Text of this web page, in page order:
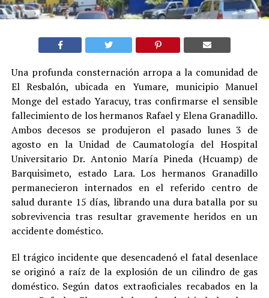
Una profunda consternación arropa a la comunidad de
El Resbalón, ubicada en Yumare, municipio Manuel
Monge del estado Yaracuy, tras confirmarse el sensible
fallecimiento de los hermanos Rafael y Elena Granadillo.
Ambos decesos se produjeron el pasado lunes 3 de
agosto en la Unidad de Caumatología del Hospital
Universitario Dr. Antonio María Pineda (Hcuamp) de
Barquisimeto, estado Lara. Los hermanos Granadillo
permanecieron internados en el referido centro de
salud durante 15 días, librando una dura batalla por su
sobrevivencia tras resultar gravemente heridos en un
accidente doméstico.
El trágico incidente que desencadenó el fatal desenlace
se originó a raíz de la explosión de un cilindro de gas
doméstico. Según datos extraoficiales recabados en la